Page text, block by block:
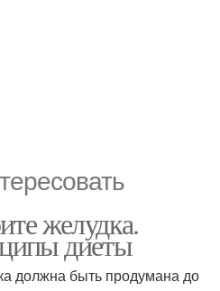
желудка.
диеты
должна быть продумана до